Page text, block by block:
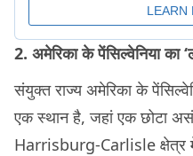
2. अमेरिका के पेंसिल्वेनिया का
संयुक्त राज्य अमेरिका के
एक स्‍थान है, जहां एक छोटा
Harrisburg-Carlisle क्षेत्र